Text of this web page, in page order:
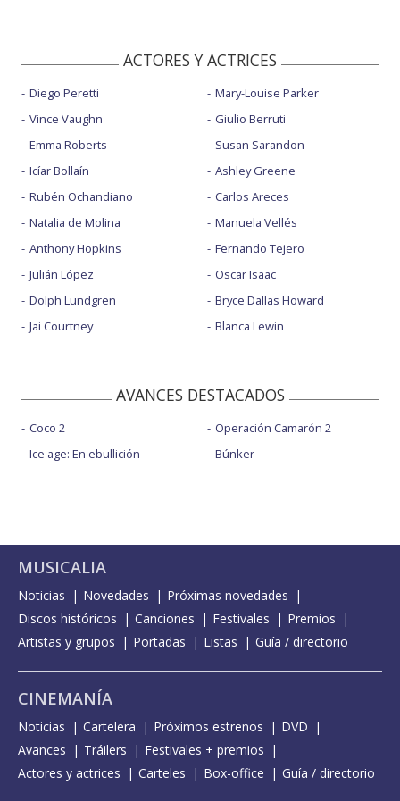
ACTORES Y ACTRICES
Diego Peretti
Vince Vaughn
Emma Roberts
Icíar Bollaín
Rubén Ochandiano
Natalia de Molina
Anthony Hopkins
Julián López
Dolph Lundgren
Jai Courtney
Mary-Louise Parker
Giulio Berruti
Susan Sarandon
Ashley Greene
Carlos Areces
Manuela Vellés
Fernando Tejero
Oscar Isaac
Bryce Dallas Howard
Blanca Lewin
AVANCES DESTACADOS
Coco 2
Ice age: En ebullición
Operación Camarón 2
Búnker
MUSICALIA
Noticias Novedades
Próximas novedades
Discos históricos
Canciones Festivales
Premios
Artistas y grupos
Portadas Listas Guía / directorio
CINEMANÍA
Noticias Cartelera Próximos estrenos
DVD
Avances
Tráilers
Festivales + premios
Actores y actrices
Carteles Box-office Guía / directorio